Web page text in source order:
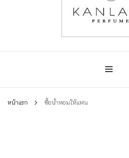
น้ำหอมกัลยา
น้ำหอมกัลยา น้ำหอมแท้แบรนด์ไทย คุณภาพยุโรป
หน้าแรก ซื้อน้ำหอมให้แฟน